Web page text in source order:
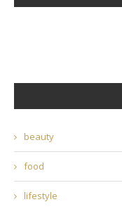
beauty
food
lifestyle